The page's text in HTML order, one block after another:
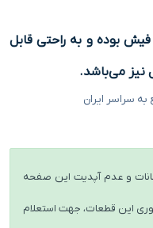
بوده و به راحتی قابل
می‌باشد.
سراسر ایران
و عدم آپدیت این صفحه
این قطعات، جهت استعلام